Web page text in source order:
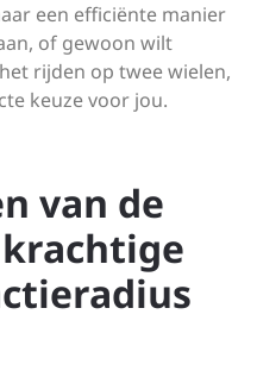
een efficiënte manier
of gewoon wilt
rijden op twee wielen,
keuze voor jou.
van de